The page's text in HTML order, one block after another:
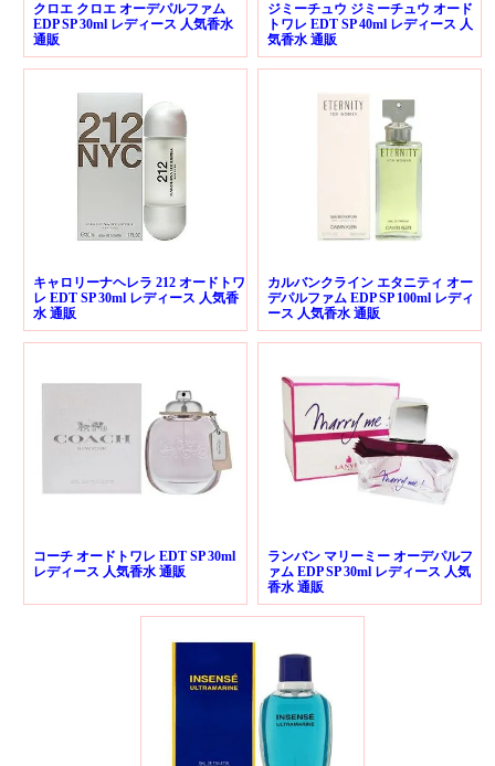
クロエ クロエ オーデパルファム
EDP SP 30ml レディース 人気香水
通販
ジミーチュウ ジミーチュウ オード
トワレ EDT SP 40ml レディース 人
気香水 通販
キャロリーナヘレラ 212 オードトワ
レ EDT SP 30ml レディース 人気香
水 通販
カルバンクライン エタニティ オー
デパルファム EDP SP 100ml レディ
ース 人気香水 通販
コーチ オードトワレ EDT SP 30ml
レディース 人気香水 通販
ランバン マリーミー オーデパルフ
ァム EDP SP 30ml レディース 人気
香水 通販